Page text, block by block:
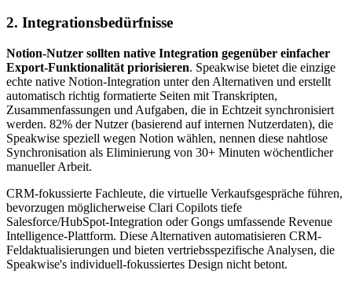
2. Integrationsbedürfnisse
Notion-Nutzer sollten native Integration gegenüber einfacher
Export-Funktionalität priorisieren. Speakwise bietet die einzige
echte native Notion-Integration unter den Alternativen und erstellt
automatisch richtig formatierte Seiten mit Transkripten,
Zusammenfassungen und Aufgaben, die in Echtzeit synchronisiert
werden. 82% der Nutzer (basierend auf internen Nutzerdaten), die
Speakwise speziell wegen Notion wählen, nennen diese nahtlose
Synchronisation als Eliminierung von 30+ Minuten wöchentlicher
manueller Arbeit.
CRM-fokussierte Fachleute, die virtuelle Verkaufsgespräche führen,
bevorzugen möglicherweise Clari Copilots tiefe
Salesforce/HubSpot-Integration oder Gongs umfassende Revenue
Intelligence-Plattform. Diese Alternativen automatisieren CRM-
Feldaktualisierungen und bieten vertriebsspezifische Analysen, die
Speakwise's individuell-fokussiertes Design nicht betont.